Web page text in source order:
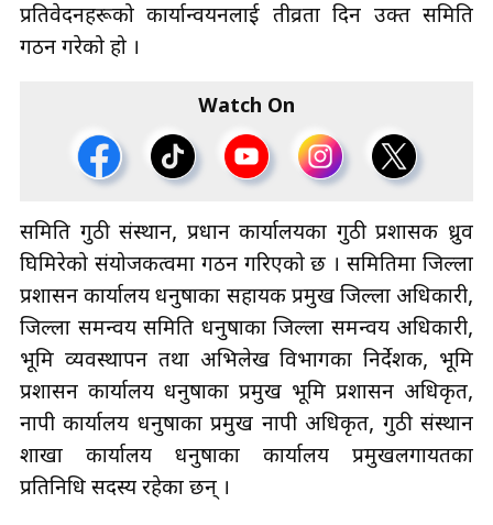
प्रतिवेदनहरूको कार्यान्वयनलाई तीव्रता दिन उक्त समिति
गठन गरेको हो ।
Watch On
समिति गुठी संस्थान, प्रधान कार्यालयका गुठी प्रशासक ध्रुव
घिमिरेको संयोजकत्वमा गठन गरिएको छ । समितिमा जिल्ला
प्रशासन कार्यालय धनुषाका सहायक प्रमुख जिल्ला अधिकारी,
जिल्ला समन्वय समिति धनुषाका जिल्ला समन्वय अधिकारी,
भूमि व्यवस्थापन तथा अभिलेख विभागका निर्देशक, भूमि
प्रशासन कार्यालय धनुषाका प्रमुख भूमि प्रशासन अधिकृत,
नापी कार्यालय धनुषाका प्रमुख नापी अधिकृत, गुठी संस्थान
शाखा कार्यालय धनुषाका कार्यालय प्रमुखलगायतका
प्रतिनिधि सदस्य रहेका छन् ।